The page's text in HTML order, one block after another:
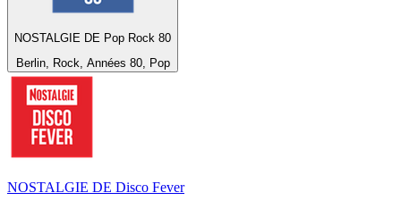
NOSTALGIE DE Pop Rock 80
Berlin, Rock, Années 80, Pop
NOSTALGIE DE Disco Fever